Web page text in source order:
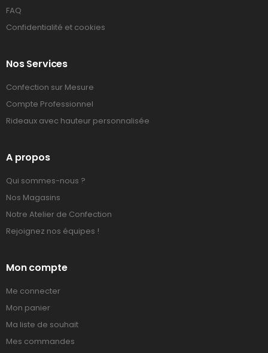
FAQ
Confidentialité et cookies
Nos Services
Confection sur Mesure
Compte Professionnel
Rideaux avec hauteur personnalisée
A propos
Qui sommes-nous ?
Nos Magasins
Notre Atelier de Confection
Rejoignez nos équipes !
Mon compte
Me connecter
Mon panier
Ma liste de souhait
Mes commandes